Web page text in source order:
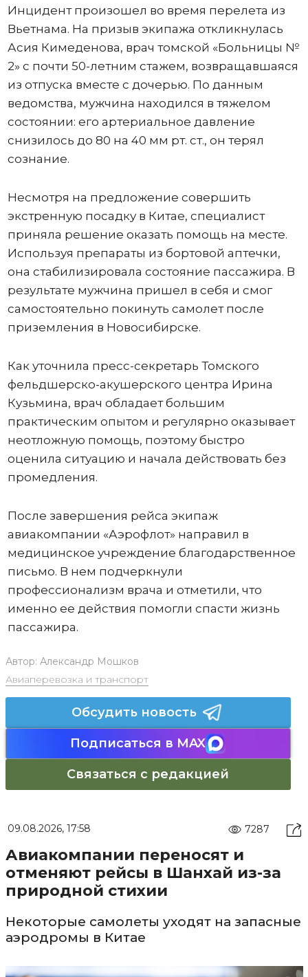
Инцидент произошел во время перелета из
Вьетнама. На призыв экипажа откликнулась
Асия Кимеденова, врач томской «Больницы №
2» с почти 50-летним стажем, возвращавшаяся
из отпуска вместе с дочерью. По данным
ведомства, мужчина находился в тяжелом
состоянии: его артериальное давление
снизилось до 80 на 40 мм рт. ст., он терял
сознание.
Несмотря на предложение совершить
экстренную посадку в Китае, специалист
приняла решение оказать помощь на месте.
Используя препараты из бортовой аптечки,
она стабилизировала состояние пассажира. В
результате мужчина пришел в себя и смог
самостоятельно покинуть самолет после
приземления в Новосибирске.
Как уточнила пресс-секретарь Томского
фельдшерско-акушерского центра Ирина
Кузьмина, врач обладает большим
практическим опытом и регулярно оказывает
неотложную помощь, поэтому быстро
оценила ситуацию и начала действовать без
промедления.
После завершения рейса экипаж
авиакомпании «Аэрофлот» направил в
медицинское учреждение благодарственное
письмо. В нем подчеркнули
профессионализм врача и отметили, что
именно ее действия помогли спасти жизнь
пассажира.
Автор: Александр Мошков
Авиаперевозка и транспорт
Обсудить новость
Подписаться в MAX
Связаться с редакцией
09.08.2026, 17:58 7287
Авиакомпании переносят и
отменяют рейсы в Шанхай из-за
природной стихии
Некоторые самолеты уходят на запасные
аэродромы в Китае